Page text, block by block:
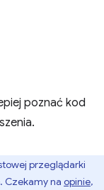
poznać kod
przeglądarki
Czekamy na opinie,